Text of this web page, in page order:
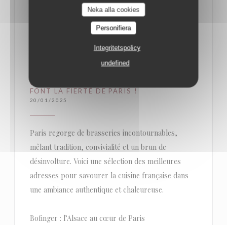
Neka alla cookies
Personifiera
Integritetspolicy
undefined
CES BRASSERIES INCONTOURNABLES QUI
FONT LA FIERTÉ DE PARIS !
20/01/2025
Paris regorge de brasseries incontournables,
mêlant tradition, convivialité et un brun de
désinvolture. Voici une sélection des meilleures
adresses pour savourer la cuisine française dans
une ambiance authentique et chaleureuse.
Bofinger : l’Alsace au cœur de Paris